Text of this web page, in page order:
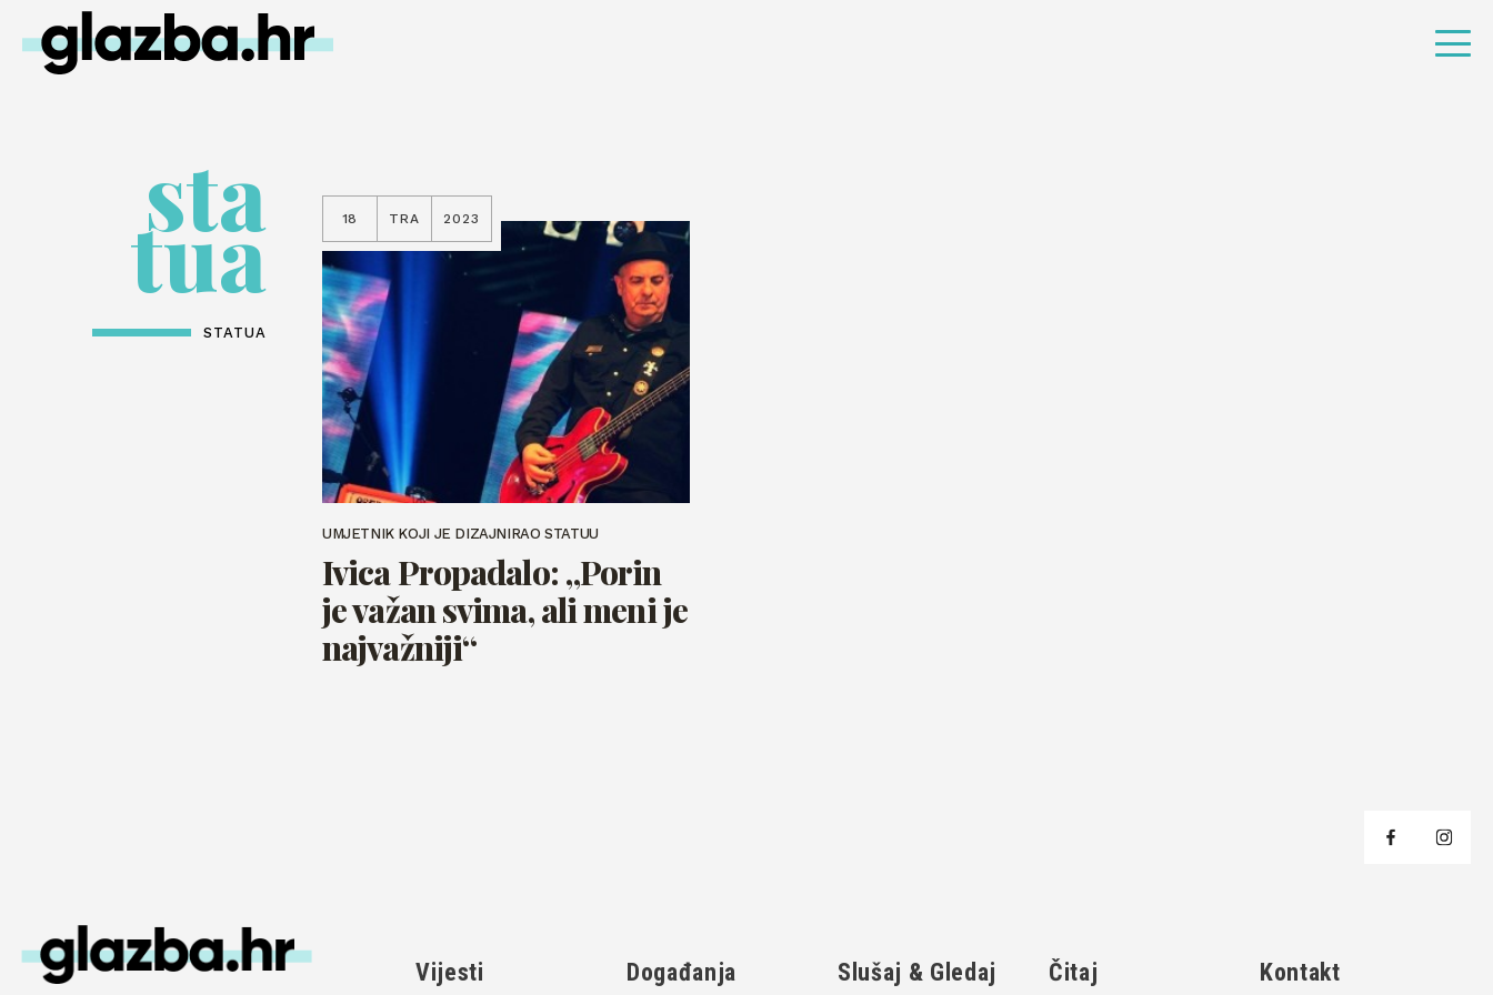
sta
tua
STATUA
18 TRA 2023
UMJETNIK KOJI JE DIZAJNIRAO STATUU
Ivica Propadalo: „Porin
je važan svima, ali meni je
najvažniji“
Vijesti Događanja Slušaj & Gledaj Čitaj Kontakt